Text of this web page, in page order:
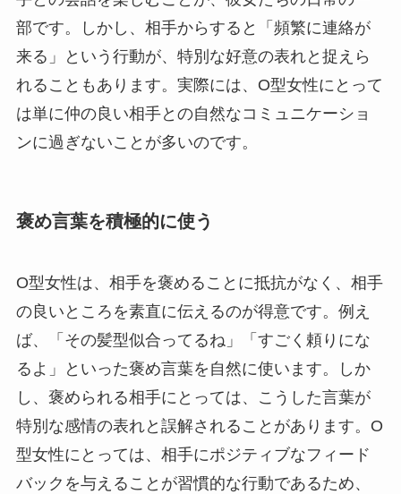
部です。しかし、相手からすると「頻繁に連絡が
来る」という行動が、特別な好意の表れと捉えら
れることもあります。実際には、O型女性にとって
は単に仲の良い相手との自然なコミュニケーショ
ンに過ぎないことが多いのです。
褒め言葉を積極的に使う
O型女性は、相手を褒めることに抵抗がなく、相手
の良いところを素直に伝えるのが得意です。例え
ば、「その髪型似合ってるね」「すごく頼りにな
るよ」といった褒め言葉を自然に使います。しか
し、褒められる相手にとっては、こうした言葉が
特別な感情の表れと誤解されることがあります。O
型女性にとっては、相手にポジティブなフィード
バックを与えることが習慣的な行動であるため、